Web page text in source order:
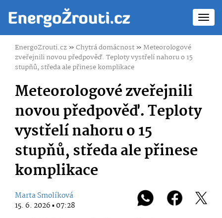
EnergoZrouti.cz»Chytrá domácnost»Meteorologové
zveřejnili novou předpověď. Teploty vystřelí nahoru o 15
stupňů, středa ale přinese komplikace
Meteorologové zveřejnili
novou předpověď. Teploty
vystřelí nahoru o 15
stupňů, středa ale přinese
komplikace
Marta Smolíková
15. 6. 2026 ▪ 07:28